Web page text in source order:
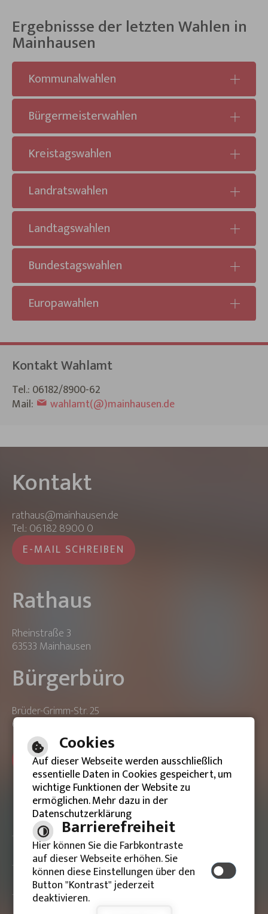
Ergebnissse der letzten Wahlen in
Mainhausen
Kommunalwahlen
Bürgermeisterwahlen
Kreistagswahlen
Landratswahlen
Landtagswahlen
Bundestagswahlen
Europawahlen
Kontakt Wahlamt
Tel.: 06182/8900-62
Mail:
wahlamt(@)mainhausen.de
Kontakt
rathaus@mainhausen.de
Tel.: 06182 8900 0
E-MAIL SCHREIBEN
Rathaus
Rheinstraße 3
63533 Mainhausen
Bürgerbüro
Brüder-Grimm-Str. 25
63533 Mainhausen
ONLINE-TERMIN BUCHEN
Barrierefreie Ansicht
Impressum
Datenschutzerklärung
Cookies
Auf dieser Webseite werden ausschließlich
essentielle Daten in Cookies gespeichert, um
wichtige Funktionen der Website zu
ermöglichen. Mehr dazu in der
Datenschutzerklärung
Barrierefreiheit
Hier können Sie die Farbkontraste
auf dieser Webseite erhöhen. Sie
können diese Einstellungen über den
Button "Kontrast" jederzeit
deaktivieren.